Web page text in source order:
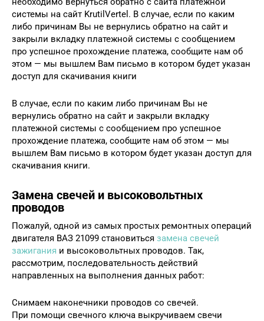
системы на сайт KrutilVertel. В случае, если по каким
либо причинам Вы не вернулись обратно на сайт и
закрыли вкладку платежной системы с сообщением
про успешное прохождение платежа, сообщите нам об
этом — мы вышлем Вам письмо в котором будет указан
доступ для скачивания книги
В случае, если по каким либо причинам Вы не
вернулись обратно на сайт и закрыли вкладку
платежной системы с сообщением про успешное
прохождение платежа, сообщите нам об этом — мы
вышлем Вам письмо в котором будет указан доступ для
скачивания книги.
Замена свечей и высоковольтных
проводов
Пожалуй, одной из самых простых ремонтных операций
двигателя ВАЗ 21099 становиться замена свечей
зажигания и высоковольтных проводов. Так,
рассмотрим, последовательность действий
направленных на выполнения данных работ:
Снимаем наконечники проводов со свечей.
При помощи свечного ключа выкручиваем свечи